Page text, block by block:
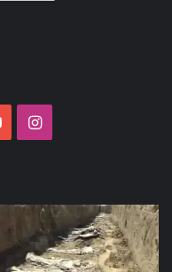
YouTubeInstagram